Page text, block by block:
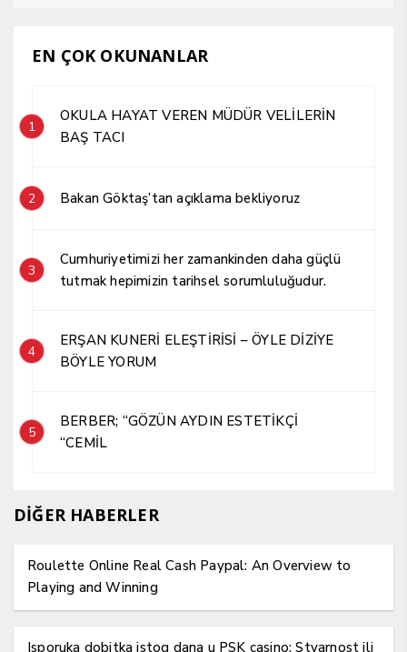
EN ÇOK OKUNANLAR
1
OKULA HAYAT VEREN MÜDÜR VELİLERİN
BAŞ TACI
2 Bakan Göktaş’tan açıklama bekliyoruz
3
Cumhuriyetimizi her zamankinden daha güçlü
tutmak hepimizin tarihsel sorumluluğudur.
4
ERŞAN KUNERİ ELEŞTİRİSİ – ÖYLE DİZİYE
BÖYLE YORUM
5
BERBER; “GÖZÜN AYDIN ESTETİKÇİ
“CEMİL
DİĞER HABERLER
Roulette Online Real Cash Paypal: An Overview to
Playing and Winning
Isporuka dobitka istog dana u PSK casino: Stvarnost ili